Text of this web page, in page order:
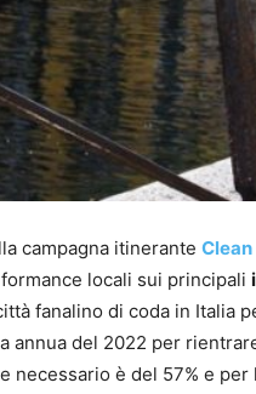
campagna itinerante
locali sui principali
fanalino di coda in Italia
annua del 2022 per
necessario è del 57% e